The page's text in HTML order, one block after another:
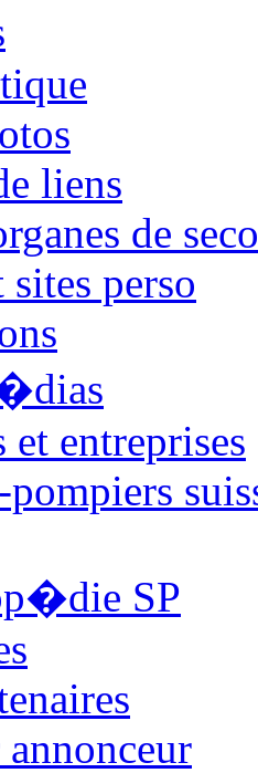
liens
de
perso
et entreprises
pompiers
SP